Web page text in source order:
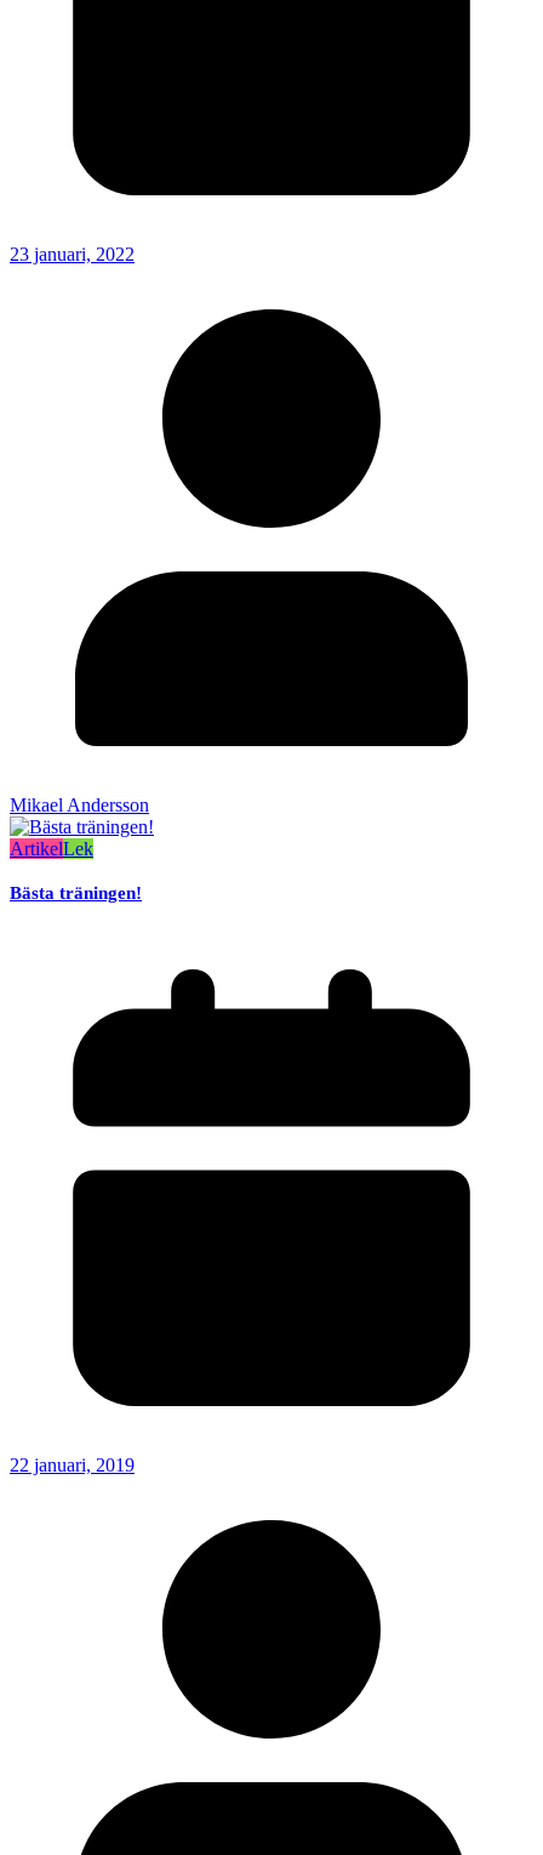
23 januari, 2022
Mikael Andersson
ArtikelLek
Bästa träningen!
22 januari, 2019